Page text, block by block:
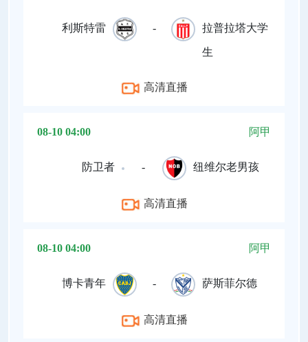
利斯特雷 - 拉普拉塔大学
生
高清直播
08-10 04:00 阿甲
防卫者 - 纽维尔老男孩
高清直播
08-10 04:00 阿甲
博卡青年 - 萨斯菲尔德
高清直播